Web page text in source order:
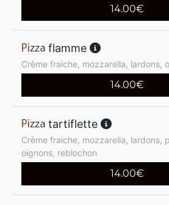
14.00€
flamme
Crème fraiche, mozzarella, lardons,
14.00€
tartiflette
Crème fraiche, mozzarella, lardons,
oignons, reblochon
14.00€